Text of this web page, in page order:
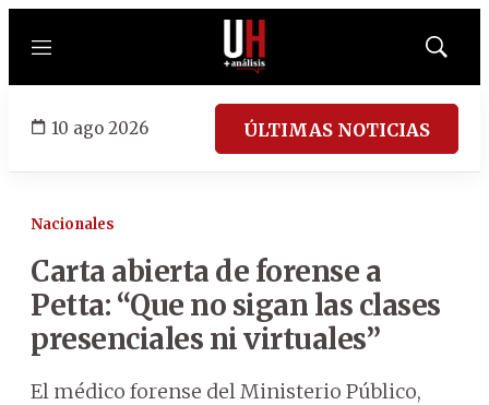
Menú
Mostrar
10 ago 2026 ÚLTIMAS NOTICIAS
Nacionales
Carta abierta de forense a
Petta: “Que no sigan las clases
presenciales ni virtuales”
El médico forense del Ministerio Público,